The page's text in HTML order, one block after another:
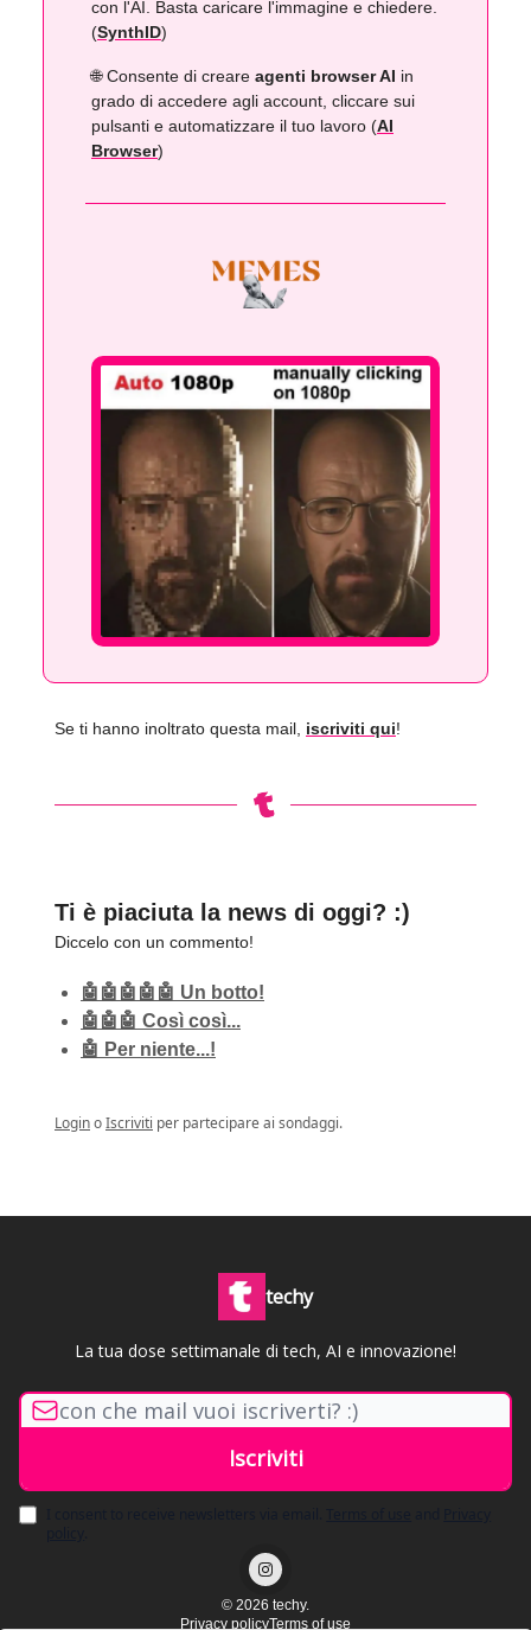
con l'AI. Basta caricare l'immagine e chiedere.
(SynthID)
🌐 Consente di creare agenti browser AI in
grado di accedere agli account, cliccare sui
pulsanti e automatizzare il tuo lavoro (AI
Browser)
Se ti hanno inoltrato questa mail, iscriviti qui!
Ti è piaciuta la news di oggi? :)
Diccelo con un commento!
🤖🤖🤖🤖🤖 Un botto!
🤖🤖🤖 Così così...
🤖 Per niente...!
LoginoIscriviti per partecipare ai sondaggi.
techy
La tua dose settimanale di tech, AI e innovazione!
© 2026 techy.
Privacy policyTerms of use